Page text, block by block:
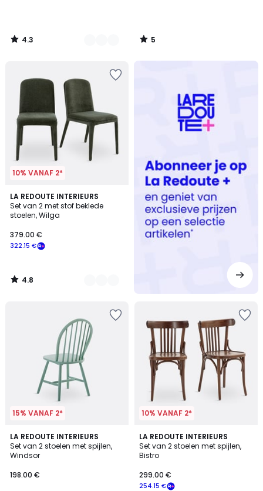
4.3
/
5
/
10% VANAF 2*
LA REDOUTE INTERIEURS
Set van 2 met stof beklede
stoelen, Wilga
322.15 €
379.00 €
4.8
/ 5
3
Kleuren
4.8
/
15% VANAF 2*
LA REDOUTE INTERIEURS
Set van 2 stoelen met spijlen,
Windsor
198.00 €
4.3
/ 5
4
Kleuren
10% VANAF 2*
LA REDOUTE INTERIEURS
Set van 2 stoelen met spijlen,
Bistro
254.15 €
299.00 €
4.5
/ 5